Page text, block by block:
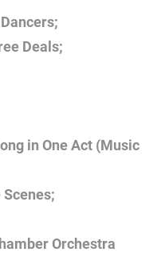
Deals;
in One Act (Music
Orchestra